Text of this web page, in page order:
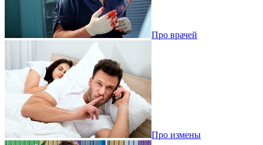
Про врачей
Про измены